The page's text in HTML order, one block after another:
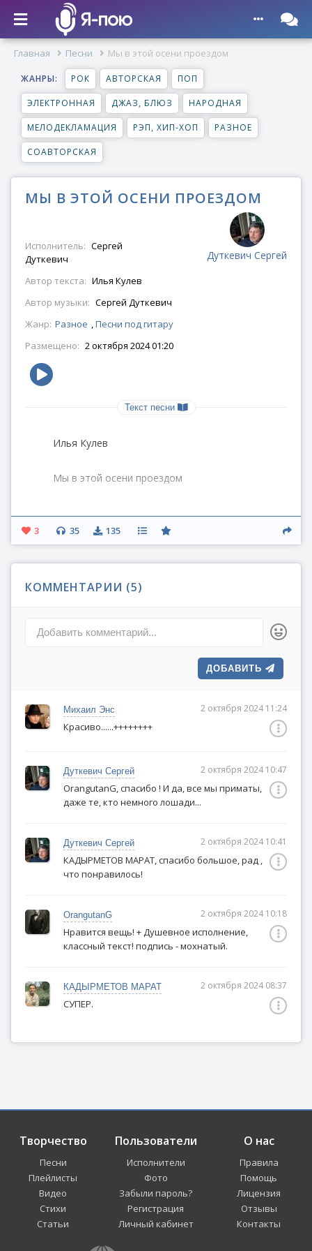
Главная Песни Мы в этой осени проездом
ЖАНРЫ: РОК АВТОРСКАЯ ПОП
ЭЛЕКТРОННАЯ ДЖАЗ, БЛЮЗ НАРОДНАЯ
МЕЛОДЕКЛАМАЦИЯ РЭП, ХИП-ХОП РАЗНОЕ
СОАВТОРСКАЯ
МЫ В ЭТОЙ ОСЕНИ ПРОЕЗДОМ
Дуткевич Сергей
Исполнитель: Сергей
Дуткевич
Автор текста: Илья Кулев
Автор музыки: Сергей Дуткевич
Жанр: Разное ,Песни под гитару
Размещено: 2 октября 2024 01:20
Текст песни
Илья Кулев
Мы в этой осени проездом
Отгрохотала лета кутерьма.
Шлагбаум сник на дальнем переезде.
Составом, заблудившимся впотьмах,
Грядет октябрь, кургузый и облезлый,
В котором мы проследуем проездом
Взгрустнули потемневшие дома,
Шлют песню заунывную кому-то
На станцию с названием Зима.
В домах уже все чаще топят печи.
Дожди со снегом, сырость и туман
Переживем. А дальше станет легче.
На станции с названием Зима.
3 35 135
КОММЕНТАРИИ (5)
Добавить комментарий...
ДОБАВИТЬ
Михаил Энс
Красиво......++++++++
2 октября 2024 11:24
Дуткевич Сергей
OrangutanG, спасибо ! И да, все мы приматы,
даже те, кто немного лошади...
2 октября 2024 10:47
Дуткевич Сергей
КАДЫРМЕТОВ МАРАТ, спасибо большое, рад ,
что понравилось!
2 октября 2024 10:41
OrangutanG
Нравится вещь! + Душевное исполнение,
классный текст! подпись - мохнатый.
2 октября 2024 10:18
КАДЫРМЕТОВ МАРАТ
СУПЕР.
2 октября 2024 08:37
Творчество
Песни
Плейлисты
Видео
Стихи
Статьи
Пользователи
Исполнители
Фото
Забыли пароль?
Регистрация
Личный кабинет
О нас
Правила
Помощь
Лицензия
Отзывы
Контакты